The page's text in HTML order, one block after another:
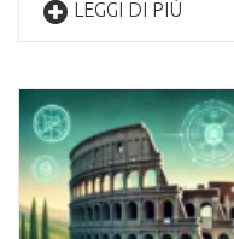
LEGGI DI PIÙ